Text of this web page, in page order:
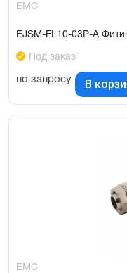
EMC
EJSM-FL10-03P-A
Под заказ
по запросу В
EMC